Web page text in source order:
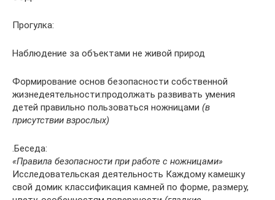
Прогулка:
Наблюдение за объектами не живой природ
Формирование основ безопасности собственной
жизнедеятельности:продолжать развивать умения
детей правильно пользоваться ножницами (в
присутствии взрослых)
.Беседа:
«Правила безопасности при работе с ножницами»
Исследовательская деятельность Каждому камешку
свой домик классификация камней по форме, размеру,